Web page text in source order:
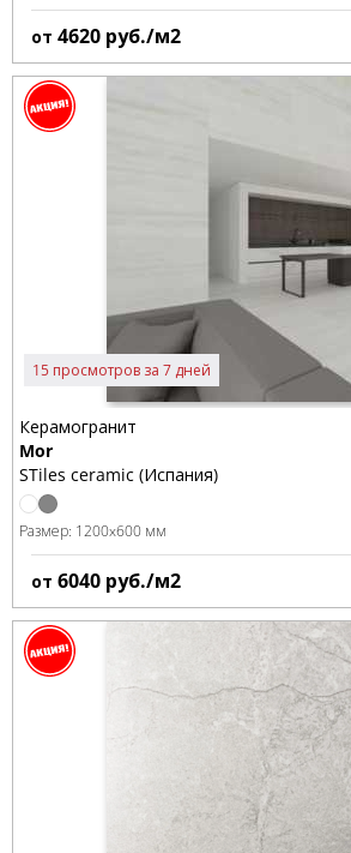
от 4620 руб./м2
15 просмотров за 7 дней
Керамогранит
Mor
STiles ceramic (Испания)
Размер: 1200x600 мм
от 6040 руб./м2